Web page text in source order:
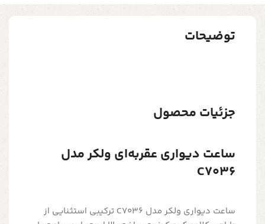
توضیحات
جزئیات محصول
ساعت دیواری عقربه‌ای ولکر مدل
C7036
ساعت دیواری ولکر مدل C7036 ترکیبی استثنایی از